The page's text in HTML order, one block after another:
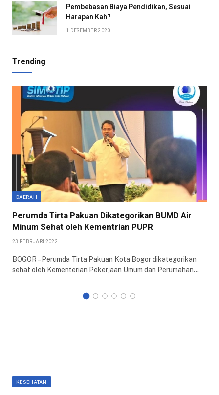
Pembebasan Biaya Pendidikan, Sesuai
Harapan Kah?
1 DESEMBER 2020
Trending
DAERAH
Perumda Tirta Pakuan Dikategorikan BUMD Air
Minum Sehat oleh Kementrian PUPR
23 FEBRUARI 2022
BOGOR – Perumda Tirta Pakuan Kota Bogor dikategorikan
sehat oleh Kementerian Pekerjaan Umum dan Perumahan…
KESEHATAN